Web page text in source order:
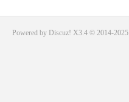
Powered by Discuz! X3.4 © 2014-2025